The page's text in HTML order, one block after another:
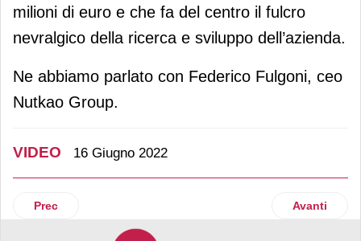
milioni di euro e che fa del centro il fulcro
nevralgico della ricerca e sviluppo dell’azienda.
Ne abbiamo parlato con Federico Fulgoni, ceo
Nutkao Group.
VIDEO 16 Giugno 2022
Articolo precedente: Conad Adriatico festeggia 50 anni di
Prec Articolo
Avanti